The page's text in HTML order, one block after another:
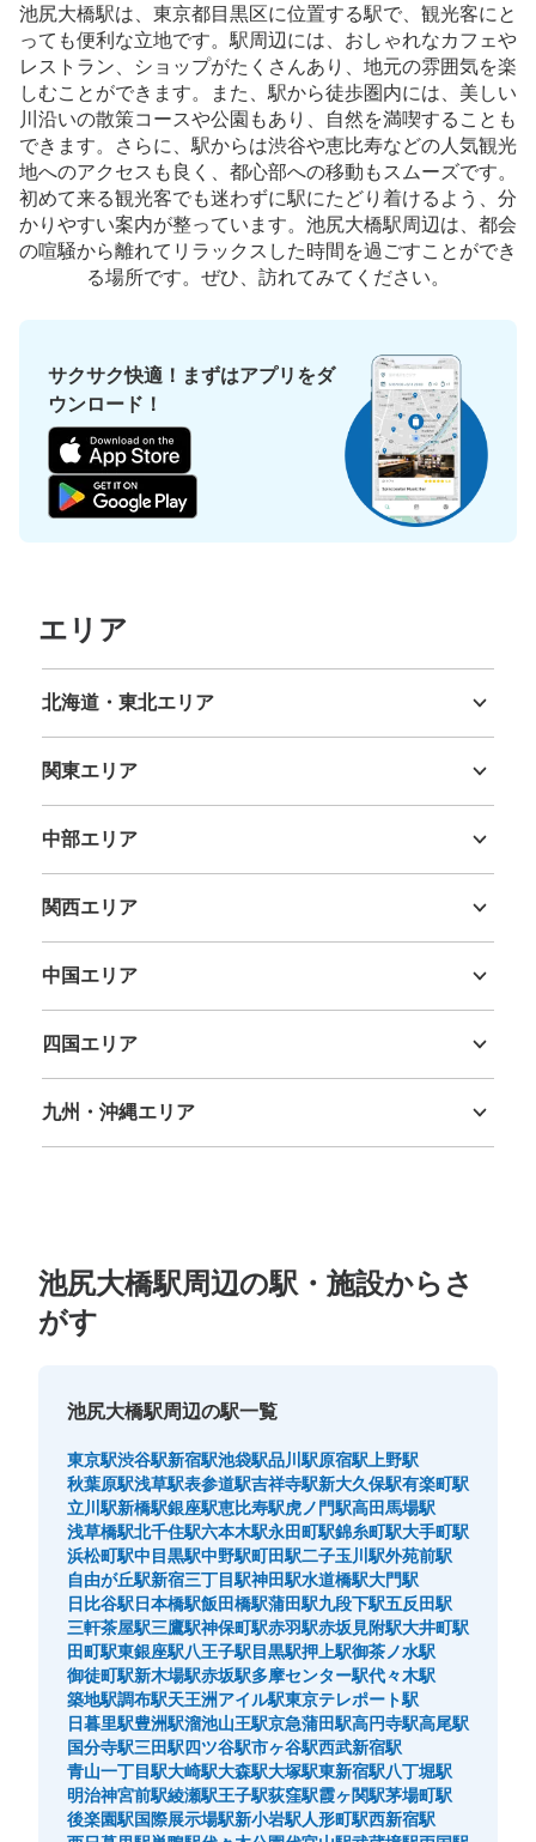
池尻大橋駅は、東京都目黒区に位置する駅で、観光客にと
っても便利な立地です。駅周辺には、おしゃれなカフェや
レストラン、ショップがたくさんあり、地元の雰囲気を楽
しむことができます。また、駅から徒歩圏内には、美しい
川沿いの散策コースや公園もあり、自然を満喫することも
できます。さらに、駅からは渋谷や恵比寿などの人気観光
地へのアクセスも良く、都心部への移動もスムーズです。
初めて来る観光客でも迷わずに駅にたどり着けるよう、分
かりやすい案内が整っています。池尻大橋駅周辺は、都会
の喧騒から離れてリラックスした時間を過ごすことができ
る場所です。ぜひ、訪れてみてください。
サクサク快適！まずはアプリをダ
ウンロード！
エリア
北海道・東北エリア
関東エリア
中部エリア
関西エリア
中国エリア
四国エリア
九州・沖縄エリア
池尻大橋駅周辺の駅・施設からさ
がす
池尻大橋駅周辺の駅一覧
東京駅渋谷駅新宿駅池袋駅品川駅原宿駅 上野駅
秋葉原駅浅草駅表参道駅吉祥寺駅新大久保駅有楽町駅
立川駅新橋駅銀座駅恵比寿駅虎ノ門駅高田馬場駅
浅草橋駅北千住駅六本木駅永田町駅錦糸町駅大手町駅
浜松町駅中目黒駅中野駅町田駅二子玉川駅外苑前駅
自由が丘駅新宿三丁目駅神田駅水道橋駅大門駅
日比谷駅日本橋駅飯田橋駅蒲田駅九段下駅五反田駅
三軒茶屋駅三鷹駅神保町駅赤羽駅赤坂見附駅大井町駅
田町駅東銀座駅八王子駅目黒駅押上駅御茶ノ水駅
御徒町駅新木場駅赤坂駅多摩センター駅代々木駅
築地駅調布駅天王洲アイル駅東京テレポート駅
日暮里駅豊洲駅溜池山王駅京急蒲田駅高円寺駅高尾駅
国分寺駅三田駅四ツ谷駅市ヶ谷駅西武新宿駅
青山一丁目駅大崎駅大森駅大塚駅東新宿駅八丁堀駅
明治神宮前駅綾瀬駅王子駅荻窪駅霞ヶ関駅茅場町駅
後楽園駅国際展示場駅新小岩駅 人形町駅西新宿駅